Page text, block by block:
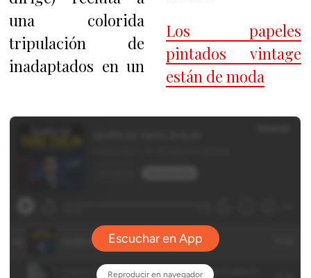
una colorida
tripulación de
inadaptados en un
Los papeles
pintados vintage
están de moda